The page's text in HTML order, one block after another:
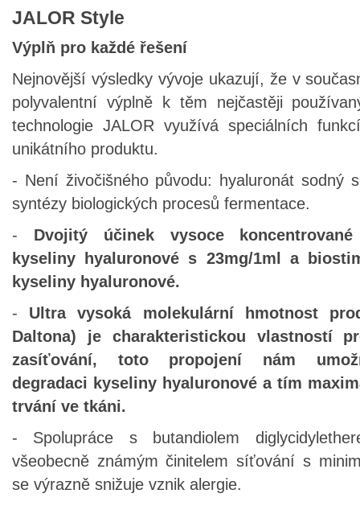
JALOR Style
Výplň pro každé řešení
Nejnovější výsledky vývoje ukazují, že v
polyvalentní výplně k těm nejčastěji
technologie JALOR využívá speciálních
unikátního produktu.
- Není živočišného původu: hyaluronát sodný
syntézy biologických procesů fermentace.
- Dvojitý účinek vysoce koncentrované
kyseliny hyaluronové s 23mg/1ml a
kyseliny hyaluronové.
- Ultra vysoká molekulární hmotnost
Daltona) je charakteristickou vlastností
zasíťování, toto propojení nám
degradaci kyseliny hyaluronové a tím
trvání ve tkáni.
- Spolupráce s butandiolem
všeobecně známým činitelem síťování s
se výrazně snižuje vznik alergie.